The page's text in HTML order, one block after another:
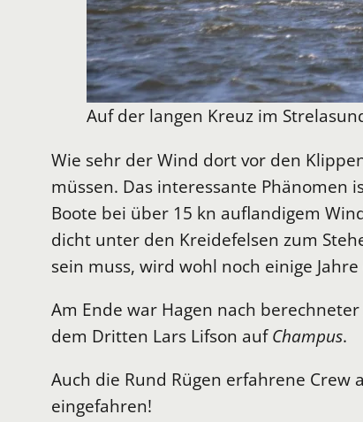
Auf der langen Kreuz im
Wie sehr der Wind dort vor den
müssen. Das interessante Phänomen
Boote bei über 15 kn auflandigem
dicht unter den Kreidefelsen zum
sein muss, wird wohl noch einige
Am Ende war Hagen nach
dem Dritten Lars Lifson aufChampus.
Auch die Rund Rügen erfahrene Crew
eingefahren!